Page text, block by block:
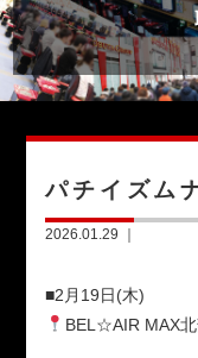
パチイズム
2026.01.29 ｜
■2月19日(木)
BEL☆AIR MAX